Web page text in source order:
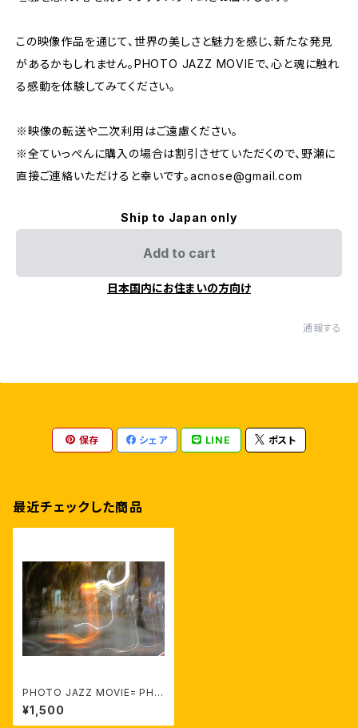
この映像作品を通じて、世界の美しさと魅力を感じ、新たな発見
があるかもしれません。PHOTO JAZZ MOVIEで、心と魂に触れ
る感動を体験してみてください。
※映像の転送や二次利用はご遠慮ください。
※全ていっぺんに購入の場合は割引させていただくので、野瀬に
直接ご連絡いただけると幸いです。acnose@gmail.com
Ship to Japan only
Add to cart
日本国内にお住まいの方向け
通報する
保存 シェア LINE ポスト
最近チェックした商品
PHOTO JAZZ MOVIE= PHO
TO+MUSIC by EISHIN NOS
E
¥1,500